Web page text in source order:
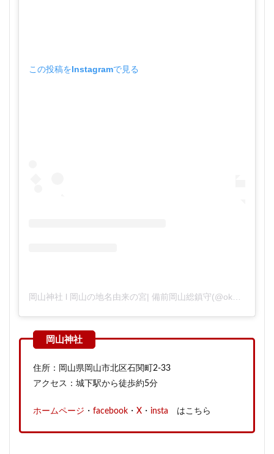
この投稿をInstagramで見る
住所：岡山県岡山市北区石関町2-33
アクセス：城下駅から徒歩約5分
ホームページ ・ facebook ・ X ・ insta はこちら